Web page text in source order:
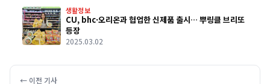
생활정보
CU, bhc·오리온과 협업한 신제품 출시… 뿌링클 브리또
등장
2025.03.02
← 이전 기사